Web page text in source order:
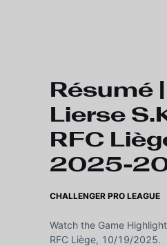
Résumé
Lierse
RFC
2025-
CHALLENGER PRO LEAGUE
Watch the Game
RFC Liège, 10/19/2025.